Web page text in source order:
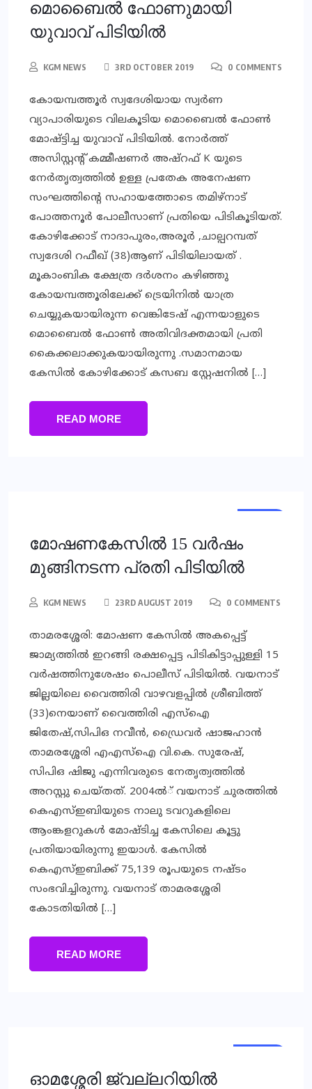
മൊബൈല്‍ ഫോണുമായി
യുവാവ് പിടിയില്‍
KGM NEWS 3RD OCTOBER 2019 0 COMMENTS
കോയമ്പത്തൂര്‍ സ്വദേശിയായ സ്വര്‍ണ
വ്യാപാരിയുടെ വിലകൂടിയ മൊബൈല്‍ ഫോണ്‍
മോഷ്ട്ടിച്ച യുവാവ് പിടിയില്‍. നോര്‍ത്ത്
അസിസ്റ്റന്റ് കമ്മീഷണര്‍ അഷ്റഫ് K യുടെ
നേര്‍തൃത്വത്തില്‍ ഉള്ള പ്രതേക അനേഷണ
സംഘത്തിന്റെ സഹായത്തോടെ തമിഴ്‌നാട്
പോത്തനൂര്‍ പോലീസാണ് പ്രതിയെ പിടികൂടിയത്.
കോഴിക്കോട് നാദാപുരം,അരൂര്‍ ,ചാല്പറമ്പത്
സ്വദേശി റഫീഖ് (38)ആണ് പിടിയിലായത് .
മൂകാംബിക ക്ഷേത്ര ദര്‍ശനം കഴിഞ്ഞു
കോയമ്പത്തൂരിലേക്ക് ട്രെയിനില്‍ യാത്ര
ചെയ്യുകയായിരുന്ന വെങ്കിടേഷ് എന്നയാളുടെ
മൊബൈല്‍ ഫോണ്‍ അതിവിദക്തമായി പ്രതി
കൈക്കലാക്കുകയായിരുന്നു .സമാനമായ
കേസില്‍ കോഴിക്കോട് കസബ സ്റ്റേഷനില്‍ […]
READ MORE
മോഷണകേസില്‍ 15 വര്‍ഷം
മുങ്ങിനടന്ന പ്രതി പിടിയില്‍
KGM NEWS 23RD AUGUST 2019 0 COMMENTS
താമരശ്ശേരി: മോഷണ കേസില്‍ അകപ്പെട്ട്
ജാമ്യത്തില്‍ ഇറങ്ങി രക്ഷപ്പെട്ട പിടികിട്ടാപ്പുള്ളി 15
വര്‍ഷത്തിനുശേഷം പൊലീസ് പിടിയില്‍. വയനാട്
ജില്ലയിലെ വൈത്തിരി വാഴവളപ്പില്‍ ശ്രീബിത്ത്
(33)നെയാണ് വൈത്തിരി എസ്‌ഐ
ജിതേഷ്,സിപിഒ നവീന്‍, ഡ്രൈവര്‍ ഷാജഹാന്‍
താമരശ്ശേരി എഎസ്‌ഐ വി.കെ. സുരേഷ്,
സിപിഒ ഷിജു എന്നിവരുടെ നേതൃത്വത്തില്‍
അറസ്റ്റു ചെയ്തത്. 2004ല്‍് വയനാട് ചുരത്തില്‍
കെഎസ്ഇബിയുടെ നാലു ടവറുകളിലെ
ആംങ്കളറുകള്‍ മോഷ്ടിച്ച കേസിലെ കൂട്ടു
പ്രതിയായിരുന്നു ഇയാള്‍. കേസില്‍
കെഎസ്ഇബിക്ക് 75,139 രൂപയുടെ നഷ്ടം
സംഭവിച്ചിരുന്നു. വയനാട് താമരശ്ശേരി
കോടതിയില്‍ […]
READ MORE
ഓമശ്ശേരി ജ്വല്ലറിയില്‍